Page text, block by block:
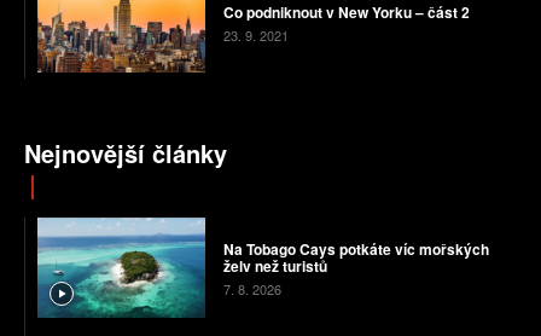
Co podniknout v New Yorku – část 2
23. 9. 2021
Nejnovější články
Na Tobago Cays potkáte víc mořských
želv než turistů
7. 8. 2026